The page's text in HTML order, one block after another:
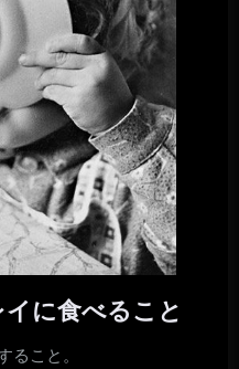
に食べること
こと。